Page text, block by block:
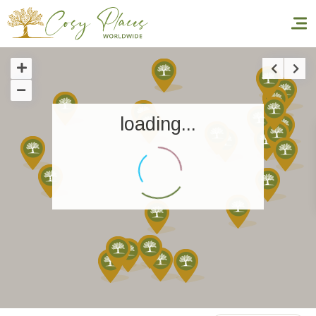
Inicio
Reservar una estancia
Nuestra colección mundial
World’s Best Hotels
Estancia temática
loading...